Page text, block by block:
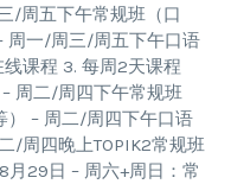
/周五下午常规班（口
周一/周三/周五下午口语
课程 3. 每周2天课程
周二/周四下午常规班
） – 周二/周四下午口语
/周四晚上TOPIK2常规班
月29日 – 周六+周日：常